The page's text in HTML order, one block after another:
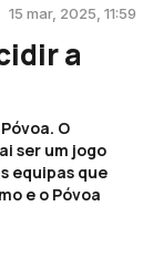
15 mar, 2025, 11:59
a
O
ser um jogo
equipas que
e o Póvoa